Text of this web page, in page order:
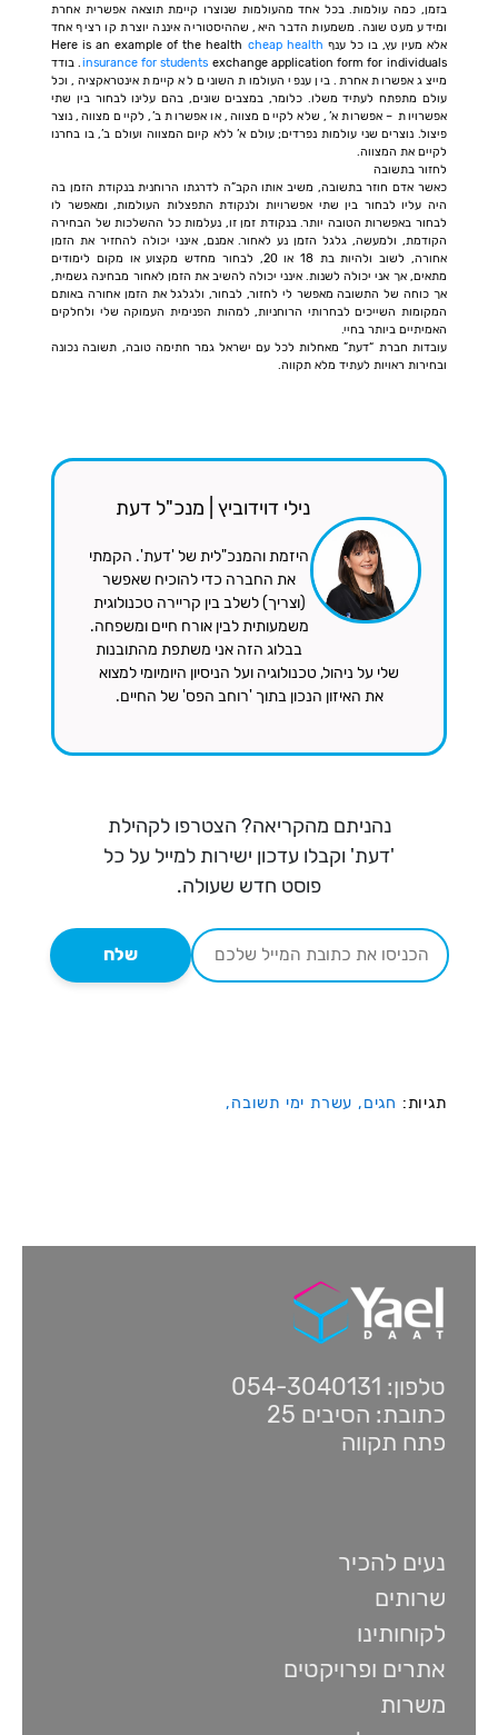
בזמן, כמה עולמות. בכל אחד מהעולמות שנוצרו קיימת תוצאה אפשרית אחרת
ומידע מעט שונה. משמעות הדבר היא, שההיסטוריה איננה יוצרת קו רציף אחד
אלא מעין עץ, בו כל ענף Here is an example of the health cheap health
insurance for students exchange application form for individuals. בודד
מייצג אפשרות אחרת. בין ענפי העולמות השונים לא קיימת אינטראקציה, וכל
עולם מתפתח לעתיד משלו. כלומר, במצבים שונים, בהם עלינו לבחור בין שתי
אפשרויות – אפשרות א’, שלא לקיים מצווה, או אפשרות ב’, לקיים מצווה, נוצר
פיצול. נוצרים שני עולמות נפרדים; עולם א’ ללא קיום המצווה ועולם ב’, בו בחרנו
לקיים את המצווה.
לחזור בתשובה
כאשר אדם חוזר בתשובה, משיב אותו הקב”ה לדרגתו הרוחנית בנקודת הזמן בה
היה עליו לבחור בין שתי אפשרויות ולנקודת התפצלות העולמות, ומאפשר לו
לבחור באפשרות הטובה יותר. בנקודת זמן זו, נעלמות כל ההשלכות של הבחירה
הקודמת, ולמעשה, גלגל הזמן נע לאחור. אמנם, אינני יכולה להחזיר את הזמן
אחורה, לשוב ולהיות בת 18 או 20, לבחור מחדש מקצוע או מקום לימודים
מתאים, אך אני יכולה לשנות. אינני יכולה להשיב את הזמן לאחור מבחינה גשמית,
אך כוחה של התשובה מאפשר לי לחזור, לבחור, ולגלגל את הזמן אחורה באותם
המקומות השייכים לבחרותי הרוחניות, למהות הפנימית העמוקה שלי ולחלקים
האמיתיים ביותר בחיי.
עובדות חברת “דעת” מאחלות לכל עם ישראל גמר חתימה טובה, תשובה נכונה
ובחירות ראויות לעתיד מלא תקווה.
נילי דוידוביץ | מנכ"ל דעת
היזמת והמנכ"לית של 'דעת'. הקמתי
את החברה כדי להוכיח שאפשר
(וצריך) לשלב בין קריירה טכנולוגית
משמעותית לבין אורח חיים ומשפחה.
בבלוג הזה אני משתפת מהתובנות
שלי על ניהול, טכנולוגיה ועל הניסיון היומיומי למצוא
את האיזון הנכון בתוך 'רוחב הפס' של החיים.
נהניתם מהקריאה? הצטרפו לקהילת
'דעת' וקבלו עדכון ישירות למייל על כל
פוסט חדש שעולה.
שלח
תגיות: חגים, עשרת ימי תשובה,
טלפון: 054-3040131
כתובת: הסיבים 25
פתח תקווה
נעים להכיר
שרותים
לקוחותינו
אתרים ופרויקטים
משרות